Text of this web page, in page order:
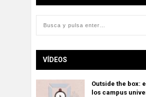
VÍDEOS
Outside the box:
los campus